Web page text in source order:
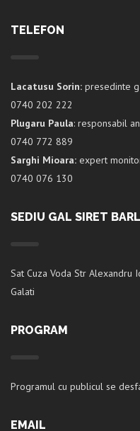
TELEFON
Lacatusu Sorin: presedinte
0740 202 222
Plugaru Paula: responsabil
0740 772 889
Sarghi Mioara: expert
0740 076 130
SEDIU GAL SIRET
Sat Cuza Voda Str Alexandru
Galati
PROGRAM
Programul cu publicul se
EMAIL